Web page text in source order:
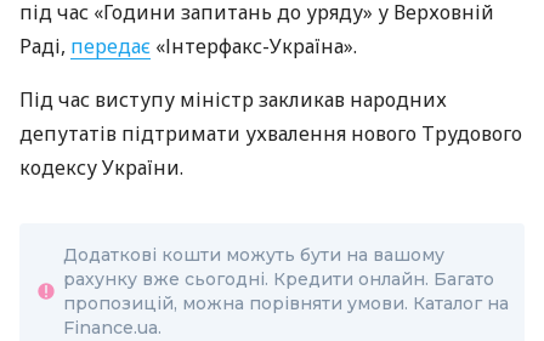
під час «Години запитань до уряду» у Верховній
Раді, передає «Інтерфакс-Україна».
Під час виступу міністр закликав народних
депутатів підтримати ухвалення нового Трудового
кодексу України.
Додаткові кошти можуть бути на вашому
рахунку вже сьогодні. Кредити онлайн. Багато
пропозицій, можна порівняти умови. Каталог на
Finance.ua.